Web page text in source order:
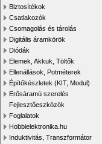
Biztosítékok
Csatlakozók
Csomagolás és tárolás
Digitális áramkörök
Diódák
Elemek, Akkuk, Töltők
Ellenállások, Potméterek
Építőkészletek (KIT, Modul)
Erősáramú szerelés
Fejlesztőeszközök
Foglalatok
Hobbielektronika.hu
Induktivitás, Transzformátor